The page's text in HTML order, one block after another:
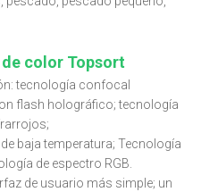
color Topsort
tecnología confocal
flash holográfico; tecnología
baja temperatura; Tecnología
de espectro RGB.
de usuario más simple; un